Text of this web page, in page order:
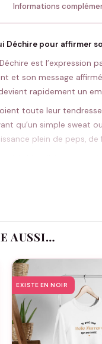
Informations
Déchire pour affirmer
est
et son message
rapidement un
toute leur
qu’un simple sweat
plein de peps, de
assortis permettra
et même message.
AUSSI…
EXISTE EN NOIR